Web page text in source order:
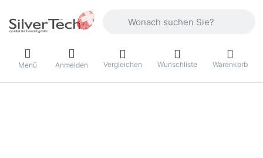
Menü Anmelden Vergleichen Wunschliste Warenkorb